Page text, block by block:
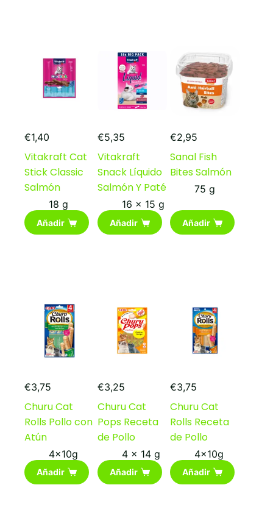
€1,40
Vitakraft Cat
Stick Classic
Salmón
18 g
Añadir
€5,35
Vitakraft
Snack Líquido
Salmón Y Paté
16 x 15 g
Añadir
€2,95
Sanal Fish
Bites Salmón
75 g
Añadir
€3,75
Churu Cat
Rolls Pollo con
Atún
4x10g
Añadir
€3,25
Churu Cat
Pops Receta
de Pollo
4 x 14 g
Añadir
€3,75
Churu Cat
Rolls Receta
de Pollo
4x10g
Añadir